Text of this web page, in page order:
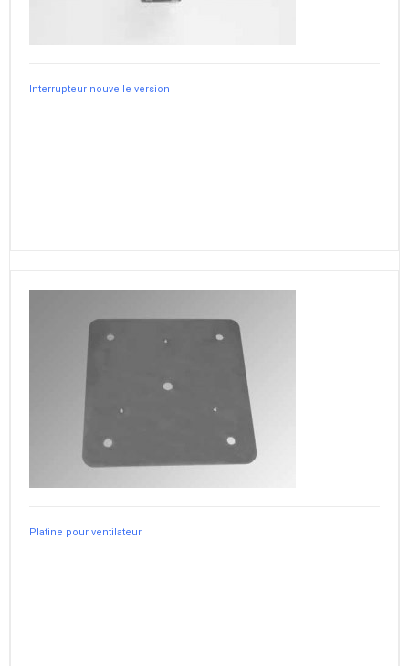
Interrupteur nouvelle version
Platine pour ventilateur